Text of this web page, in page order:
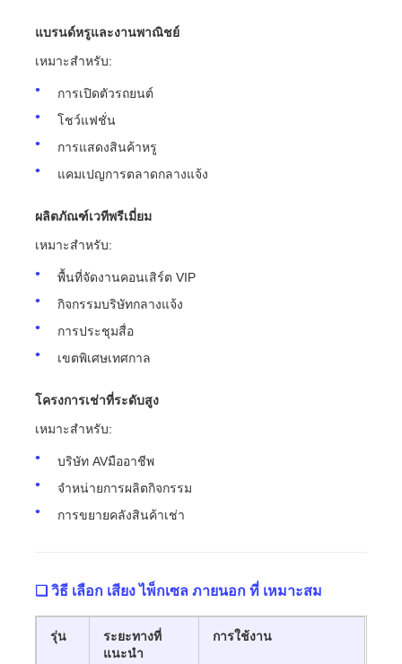
แบรนด์หรูและงานพาณิชย์
เหมาะสําหรับ:
การเปิดตัวรถยนต์
โชว์แฟชั่น
การแสดงสินค้าหรู
แคมเปญการตลาดกลางแจ้ง
ผลิตภัณฑ์เวทีพรีเมี่ยม
เหมาะสําหรับ:
พื้นที่จัดงานคอนเสิร์ต VIP
กิจกรรมบริษัทกลางแจ้ง
การประชุมสื่อ
เขตพิเศษเทศกาล
โครงการเช่าที่ระดับสูง
เหมาะสําหรับ:
บริษัท AVมืออาชีพ
จําหน่ายการผลิตกิจกรรม
การขยายคลังสินค้าเช่า
❑ วิธี เลือก เสียง ไพ็กเซล ภายนอก ที่ เหมาะสม
รุ่น
ระยะทางที่
แนะนํา
การใช้งาน